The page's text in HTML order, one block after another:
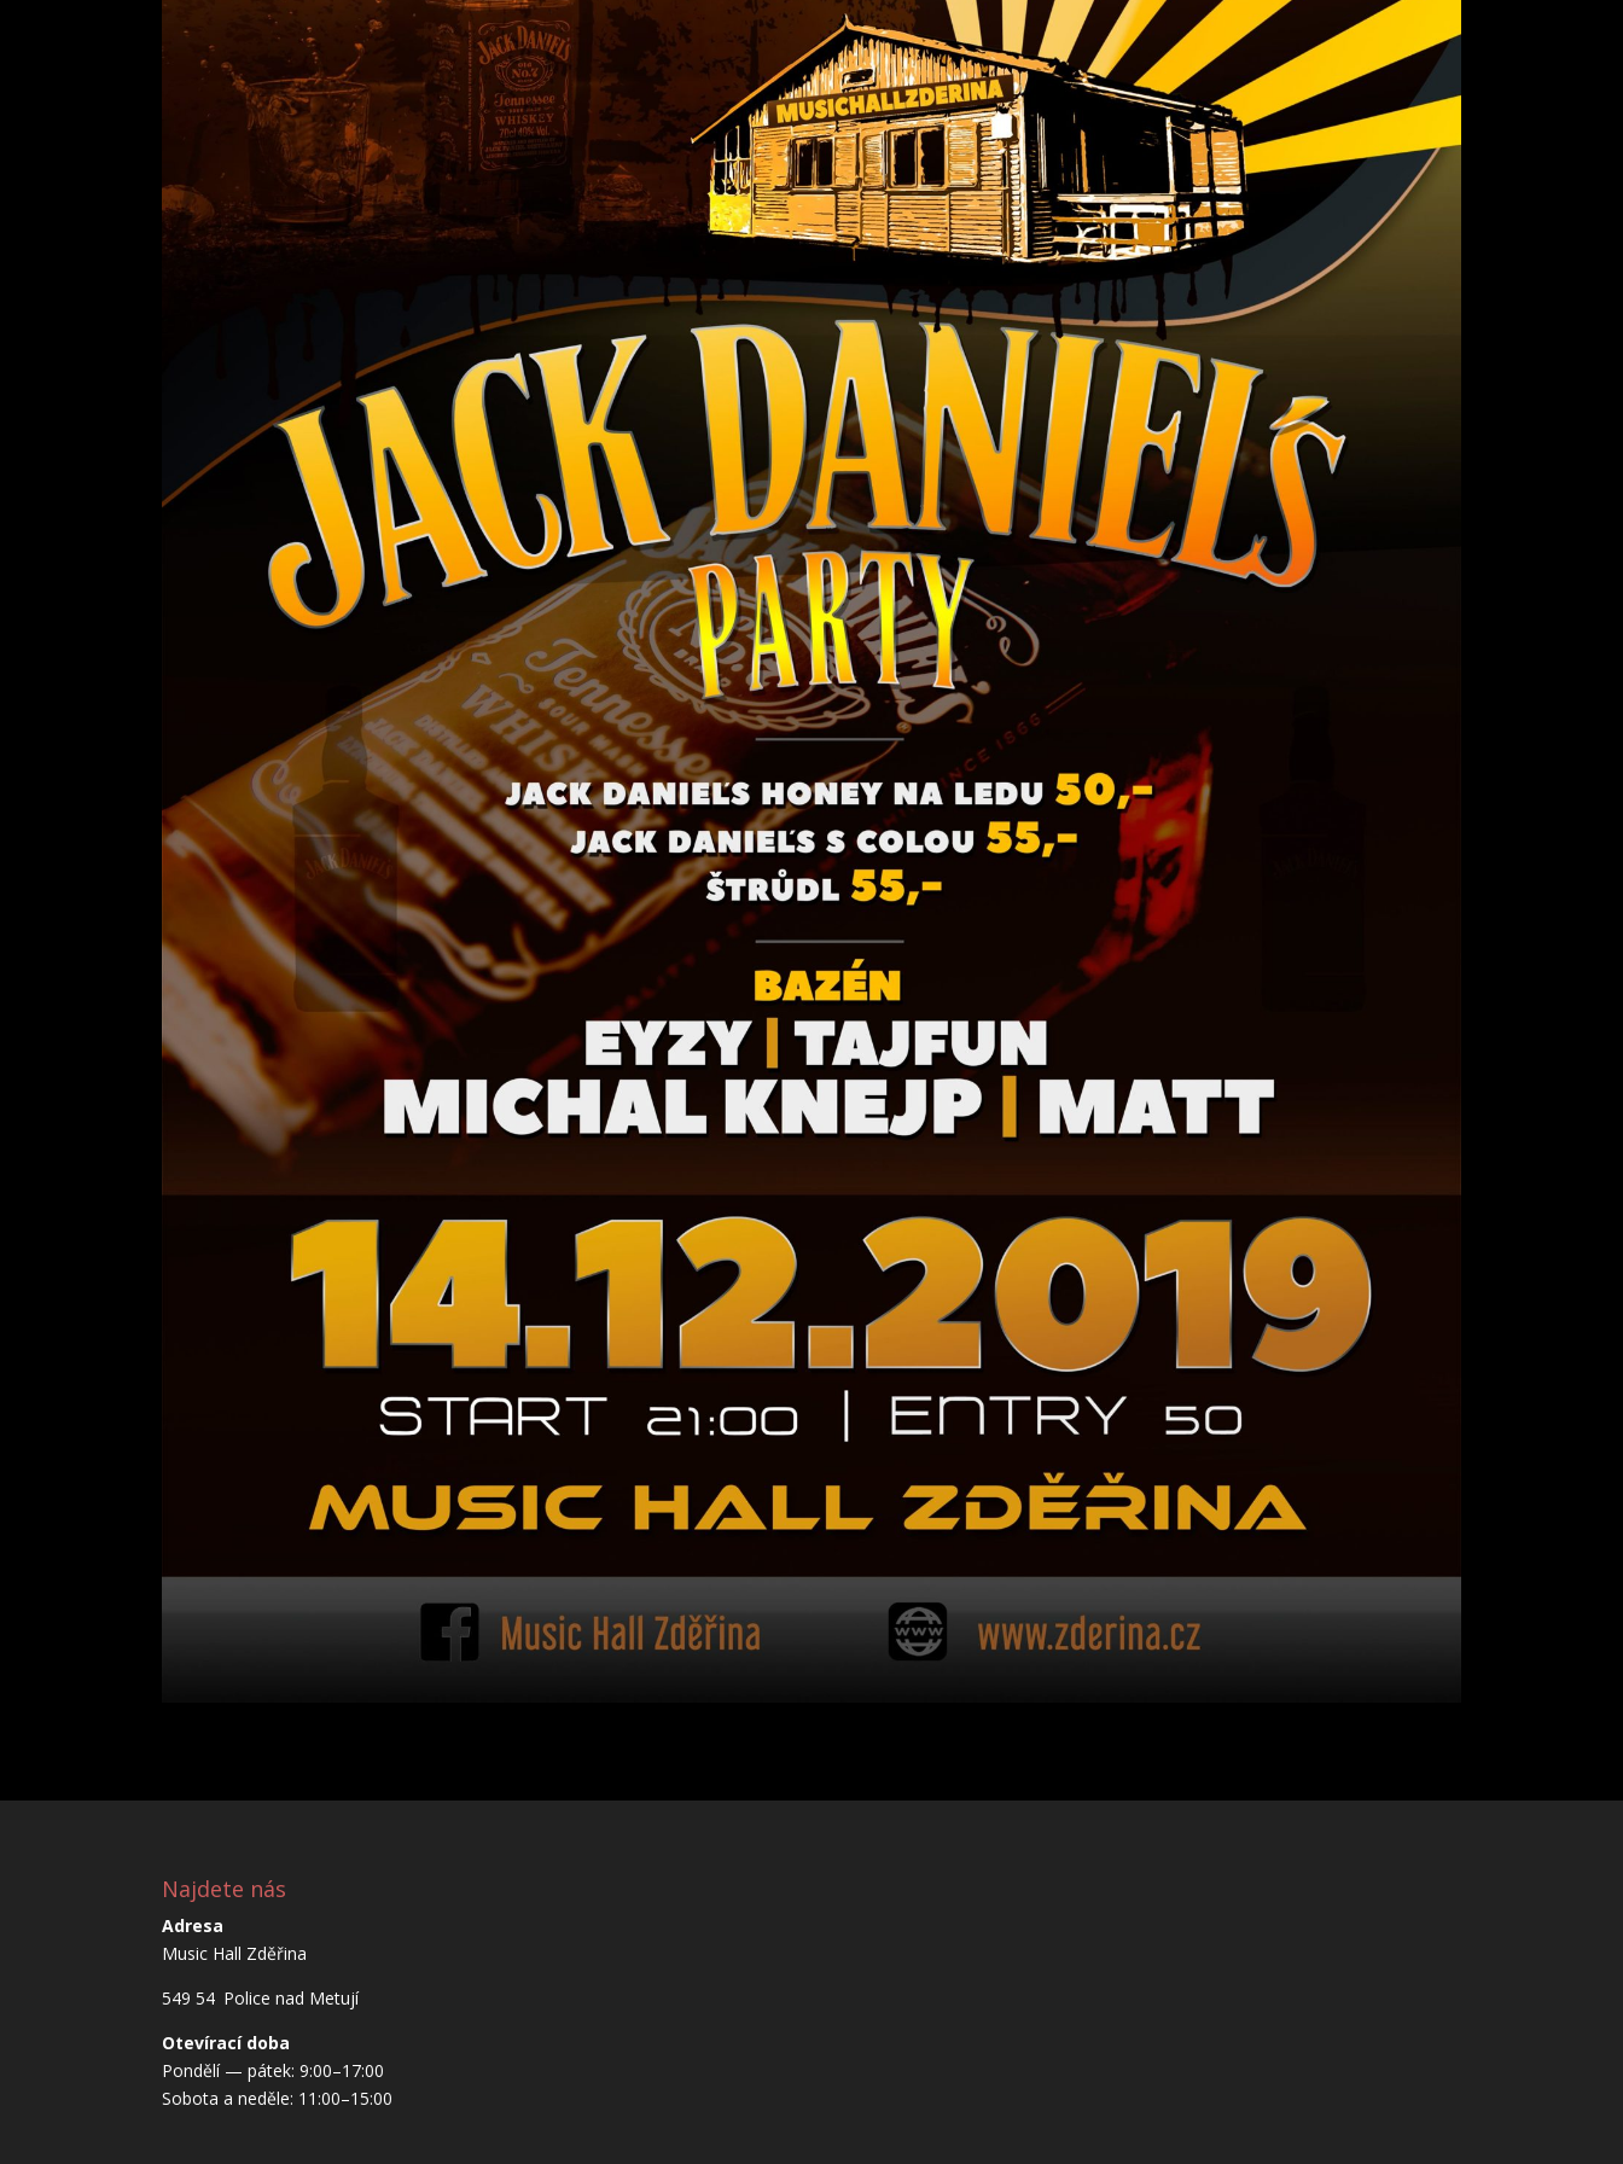
Najdete nás
Adresa
Music Hall Zděřina
549 54 Police nad Metují
Otevírací doba
Pondělí — pátek: 9:00–17:00
Sobota a neděle: 11:00–15:00